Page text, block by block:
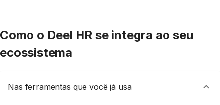
Como o Deel HR se integra ao seu
ecossistema
Nas ferramentas que você já usa